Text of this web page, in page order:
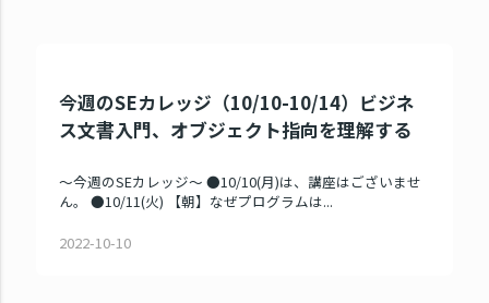
今週のSEカレッジ（10/10-10/14）ビジネ
ス文書入門、オブジェクト指向を理解する
～今週のSEカレッジ～ ●10/10(月)は、講座はございませ
ん。 ●10/11(火) 【朝】なぜプログラムは...
2022-10-10